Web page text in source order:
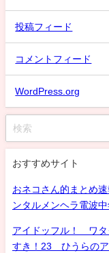
投稿フィード
コメントフィード
WordPress.org
おすすめサイト
おネコさん的まとめ
ンタルメンヘラ電波
アイドッフル！ ワ
すき！23 ひうらの